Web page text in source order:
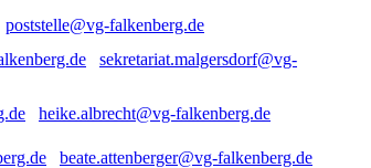
poststelle@vg-falkenberg.de
sekretariat.malgersdorf@vg-
heike.albrecht@vg-falkenberg.de
beate.attenberger@vg-falkenberg.de